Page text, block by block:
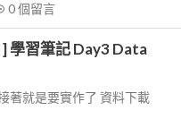
0個留言
學習筆記 Day3 Data
著就是要實作了 資料下載